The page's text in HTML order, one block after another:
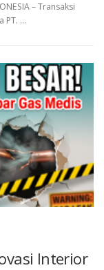
– Transaksi
PT. …
Interior